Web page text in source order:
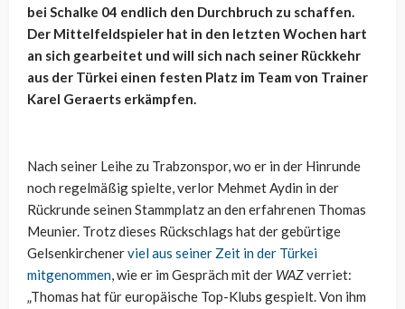
bei Schalke 04 endlich den Durchbruch zu schaffen.
Der Mittelfeldspieler hat in den letzten Wochen hart
an sich gearbeitet und will sich nach seiner Rückkehr
aus der Türkei einen festen Platz im Team von Trainer
Karel Geraerts erkämpfen.
Nach seiner Leihe zu Trabzonspor, wo er in der Hinrunde
noch regelmäßig spielte, verlor Mehmet Aydin in der
Rückrunde seinen Stammplatz an den erfahrenen Thomas
Meunier. Trotz dieses Rückschlags hat der gebürtige
Gelsenkirchenerviel aus seiner Zeit in der Türkei
mitgenommen, wie er im Gespräch mit der WAZverriet:
„Thomas hat für europäische Top-Klubs gespielt. Von ihm